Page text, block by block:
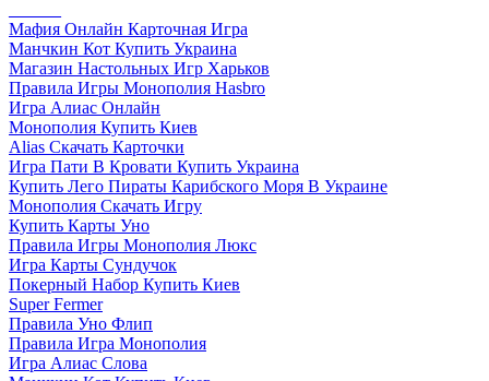
Мафия Онлайн Карточная Игра
Манчкин Кот Купить Украина
Магазин Настольных Игр Харьков
Правила Игры Монополия Hasbro
Игра Алиас Онлайн
Монополия Купить Киев
Alias Скачать Карточки
Игра Пати В Кровати Купить Украина
Купить Лего Пираты Карибского Моря В Украине
Монополия Скачать Игру
Купить Карты Уно
Правила Игры Монополия Люкс
Игра Карты Сундучок
Покерный Набор Купить Киев
Super Fermer
Правила Уно Флип
Правила Игра Монополия
Игра Алиас Слова